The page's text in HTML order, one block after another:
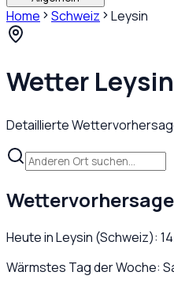
Home Schweiz Leysin
Wetter Leysin
Detaillierte
Wettervorhersage
Heute inLeysin (Schweiz): 14
Wärmstes Tag der Woche: